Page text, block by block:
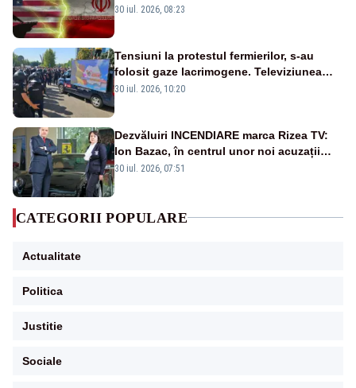
militare din Iran
30 iul. 2026, 08:23
Tensiuni la protestul fermierilor, s-au
folosit gaze lacrimogene. Televiziunea
Poporului face apel la calm – LIVE TEXT
30 iul. 2026, 10:20
Dezvăluiri INCENDIARE marca Rizea TV:
Ion Bazac, în centrul unor noi acuzații
publice
30 iul. 2026, 07:51
CATEGORII POPULARE
Actualitate
Politica
Justitie
Sociale